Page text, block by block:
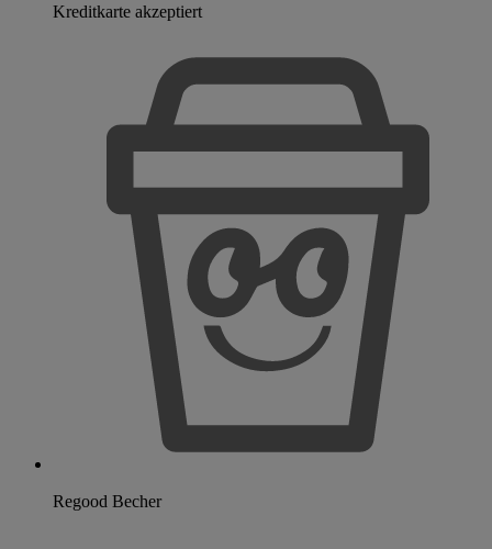
Kreditkarte akzeptiert
Regood Becher